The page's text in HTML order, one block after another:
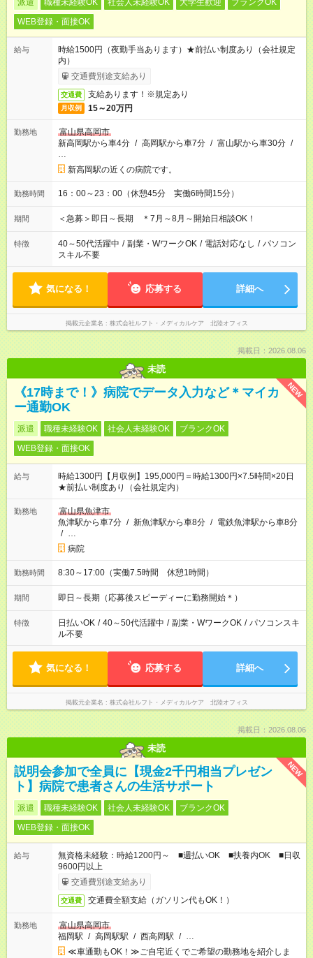
派遣 職種未経験OK 社会人未経験OK 大学生歓迎
ブランクOK
WEB登録・面接OK
給与
時給1500円（夜勤手当あります）★前払い制度あり（会社規定
内）
交通費別途支給あり
交通費 支給あります！※規定あり
月収例 15～20万円
勤務地
富山県高岡市
新高岡駅から車4分 / 高岡駅から車7分 / 富山駅から車30分 /
…
新高岡駅の近くの病院です。
勤務時間 16：00～23：00（休憩45分 実働6時間15分）
期間 ＜急募＞即日～長期 ＊7月～8月～開始日相談OK！
特徴 40～50代活躍中 / 副業・WワークOK / 電話対応なし / パソコン
スキル不要
気になる！ 応募する 詳細へ
掲載元企業名 株式会社ルフト・メディカルケア 北陸オフィス
掲載日：2026.08.06
未読
NEW
《17時まで！》病院でデータ入力など＊マイカ
ー通勤OK
派遣 職種未経験OK 社会人未経験OK
ブランクOK
WEB登録・面接OK
給与
時給1300円【月収例】195,000円＝時給1300円×7.5時間×20日
★前払い制度あり（会社規定内）
勤務地
富山県魚津市
魚津駅から車7分 / 新魚津駅から車8分 / 電鉄魚津駅から車8分
/ …
病院
勤務時間 8:30～17:00（実働7.5時間 休憩1時間）
期間 即日～長期（応募後スピーディーに勤務開始＊）
特徴 日払いOK / 40～50代活躍中 / 副業・WワークOK / パソコンスキ
ル不要
気になる！ 応募する 詳細へ
掲載元企業名 株式会社ルフト・メディカルケア 北陸オフィス
掲載日：2026.08.06
未読
NEW
説明会参加で全員に【現金2千円相当プレゼン
ト】病院で患者さんの生活サポート
派遣 職種未経験OK 社会人未経験OK
ブランクOK
WEB登録・面接OK
給与
無資格未経験：時給1200円～ ■週払いOK ■扶養内OK ■日収
9600円以上
交通費別途支給あり
交通費 交通費全額支給（ガソリン代もOK！）
勤務地
富山県高岡市
福岡駅 / 高岡駅駅 / 西高岡駅 / …
≪車通勤もOK！≫ご自宅近くでご希望の勤務地を紹介しま